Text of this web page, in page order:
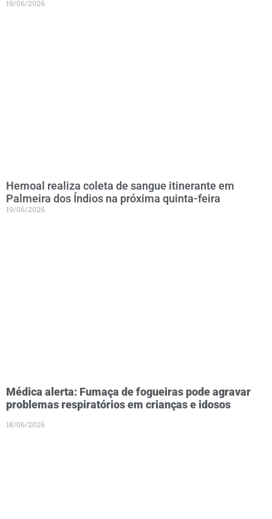
19/06/2026
Hemoal realiza coleta de sangue itinerante em
Palmeira dos Índios na próxima quinta-feira
19/06/2026
Médica alerta: Fumaça de fogueiras pode agravar
problemas respiratórios em crianças e idosos
18/06/2026